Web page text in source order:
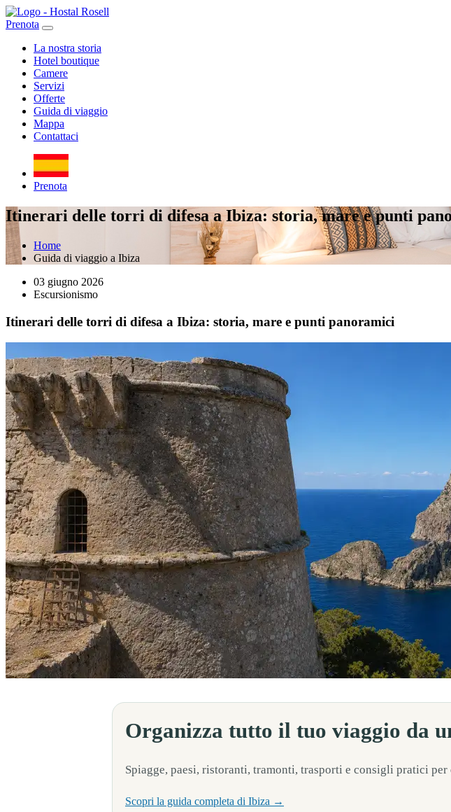
Prenota
La nostra storia
Hotel boutique
Camere
Servizi
Offerte
Guida di viaggio
Mappa
Contattaci
Prenota
Itinerari delle torri di difesa a Ibiza: storia, mare e punti
Home
Guida di viaggio a Ibiza
03 giugno 2026
Escursionismo
Itinerari delle torri di difesa a Ibiza: storia, mare e punti panoramici
Organizza tutto il tuo viaggio da
Spiagge, paesi, ristoranti, tramonti, trasporti e consigli pratici
Scopri la guida completa di Ibiza →